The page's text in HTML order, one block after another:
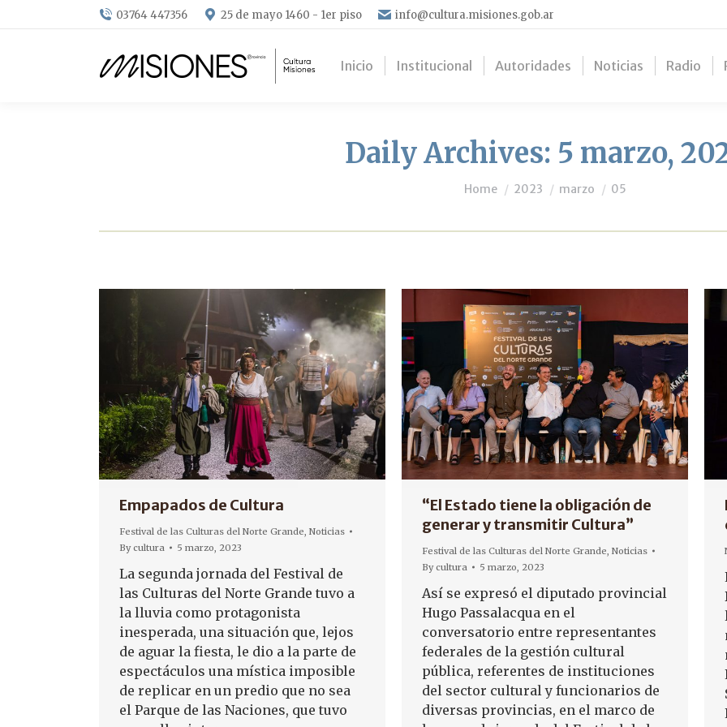
03764 447356 25 de mayo 1460 - 1er piso info@cultura.misiones.gob.ar
Inicio Institucional Autoridades Noticias Radio
Daily Archives: 5 marzo,
You are here:
Home 2023 marzo 05
Empapados de Cultura
Festival de las Culturas del Norte Grande, Noticias
Bycultura 5 marzo, 2023
La segunda jornada del Festival de
las Culturas del Norte Grande tuvo a
la lluvia como protagonista
inesperada, una situación que, lejos
de aguar la fiesta, le dio a la parte de
espectáculos una mística imposible
de replicar en un predio que no sea
el Parque de las Naciones, que tuvo
“El Estado tiene la obligación de
generar y transmitir Cultura”
Festival de las Culturas del Norte Grande, Noticias
Bycultura 5 marzo, 2023
Así se expresó el diputado provincial
Hugo Passalacqua en el
conversatorio entre representantes
federales de la gestión cultural
pública, referentes de instituciones
del sector cultural y funcionarios de
diversas provincias, en el marco de